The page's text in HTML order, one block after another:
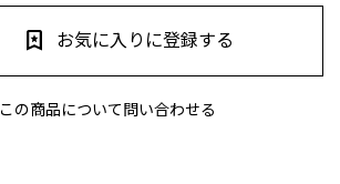
この商品について問い合わせる
お気に入りに登録する